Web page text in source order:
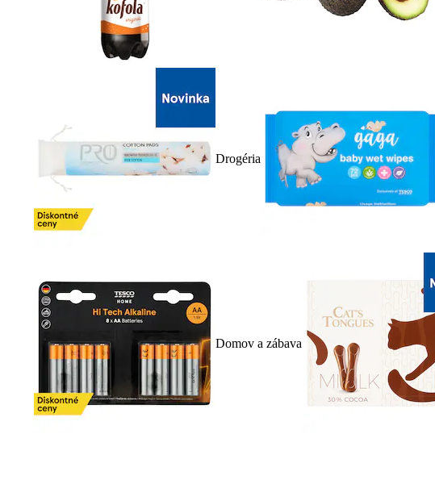
Drogéria
Domov a zábava